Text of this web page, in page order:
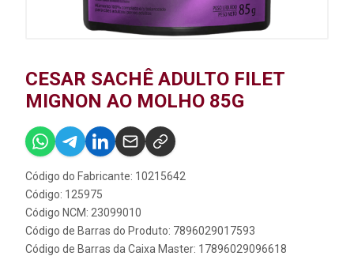
CESAR SACHÊ ADULTO FILET
MIGNON AO MOLHO 85G
Código do Fabricante: 10215642
Código: 125975
Código NCM: 23099010
Código de Barras do Produto: 7896029017593
Código de Barras da Caixa Master: 17896029096618